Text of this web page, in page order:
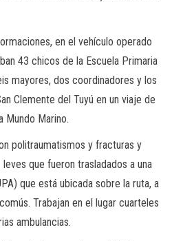
en el vehículo operado
43 chicos de la Escuela Primaria
mayores, dos coordinadores y los
Clemente del Tuyú en un viaje de
Mundo Marino.
politraumatismos y fracturas y
que fueron trasladados a una
que está ubicada sobre la ruta, a
Trabajan en el lugar cuarteles
ambulancias.